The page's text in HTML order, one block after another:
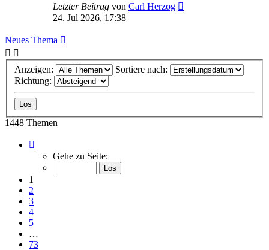
Letzter Beitrag von Carl Herzog
24. Jul 2026, 17:38
Neues Thema
Anzeigen:
Sortiere nach:
Richtung:
1448 Themen
von
Gehe zu Seite:
1
2
3
4
5
…
73